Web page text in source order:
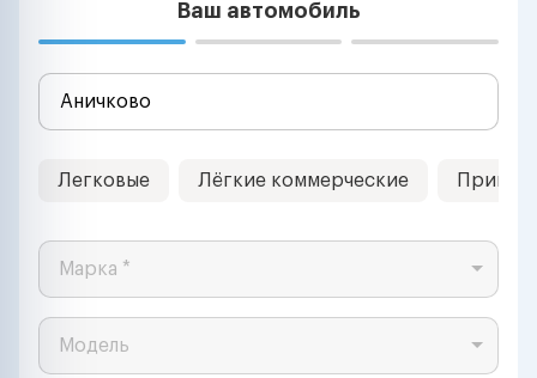
Ваш автомобиль
Легковые Лёгкие коммерческие
Марка *
Модель